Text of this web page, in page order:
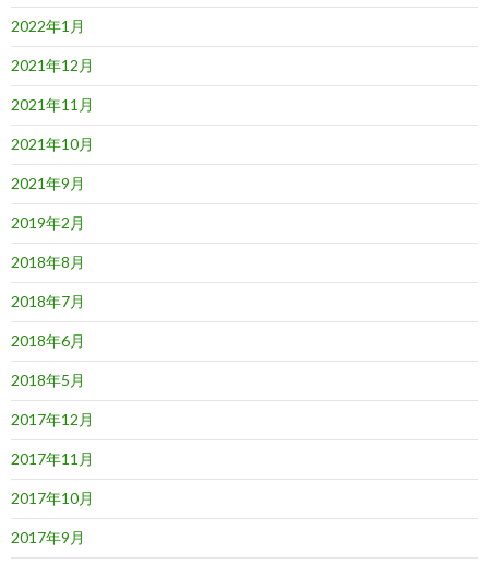
2022年1月
2021年12月
2021年11月
2021年10月
2021年9月
2019年2月
2018年8月
2018年7月
2018年6月
2018年5月
2017年12月
2017年11月
2017年10月
2017年9月